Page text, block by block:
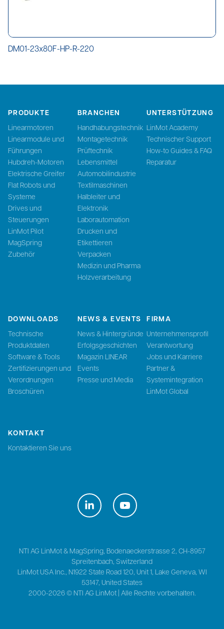
DM01-23x80F-HP-R-220
PRODUKTE
Linearmotoren
Linearmodule und
Führungen
Hubdreh-Motoren
Elektrische Greifer
Flat Robots und
Systeme
Drives und
Steuerungen
LinMot Pilot
MagSpring
Zubehör
BRANCHEN
Handhabungstechnik
Montagetechnik
Prüftechnik
Lebensmittel
Automobilindustrie
Textilmaschinen
Halbleiter und
Elektronik
Laborautomation
Drucken und
Etikettieren
Verpacken
Medizin und Pharma
Holzverarbeitung
UNTERSTÜTZUNG
LinMot Academy
Technischer Support
How-to Guides & FAQ
Reparatur
DOWNLOADS
Technische
Produktdaten
Software & Tools
Zertifizierungen und
Verordnungen
Broschüren
NEWS & EVENTS
News & Hintergründe
Erfolgsgeschichten
Magazin LINEAR
Events
Presse und Media
FIRMA
Unternehmensprofil
Verantwortung
Jobs und Karriere
Partner &
Systemintegration
LinMot Global
KONTAKT
Kontaktieren Sie uns
NTI AG LinMot & MagSpring, Bodenaeckerstrasse 2, CH-8957
Spreitenbach, Switzerland
LinMot USA Inc., N1922 State Road 120, Unit 1, Lake Geneva, WI
53147, United States
2000-2026 ©NTI AG LinMot| Alle Rechte vorbehalten.